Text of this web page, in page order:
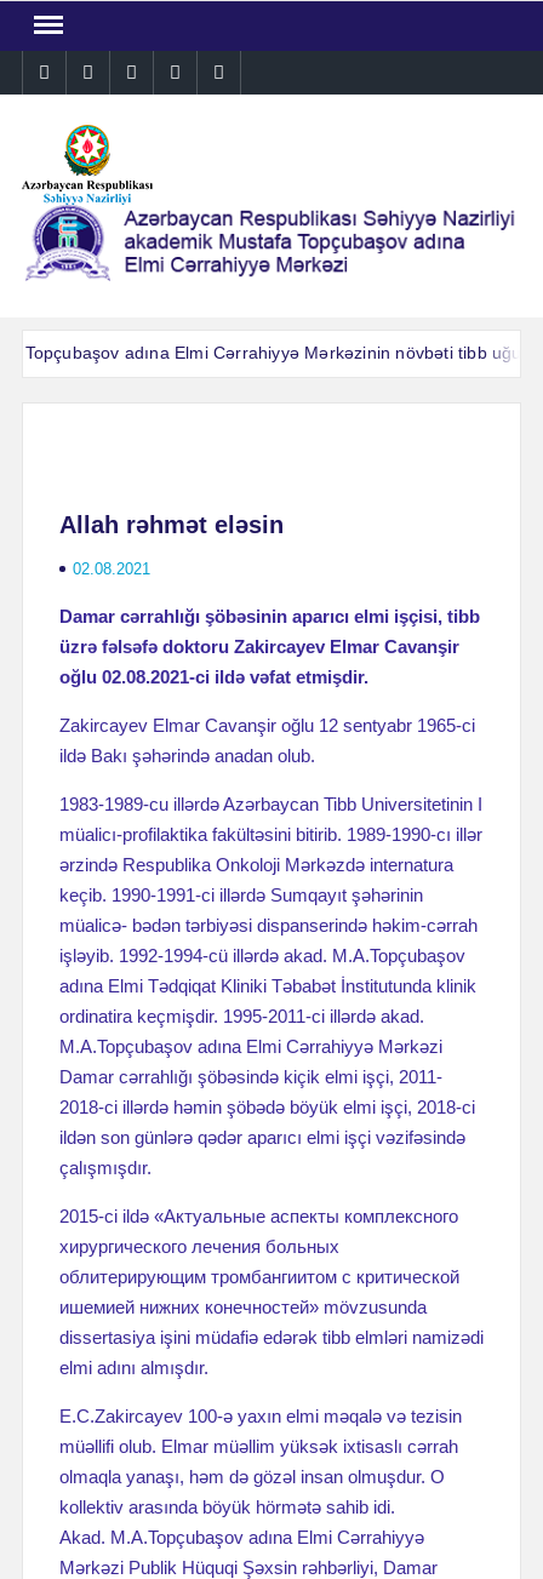
contentInstagramFacebookLinkedinTwitterYouTube
adına Elmi Cərrahiyyə Mərkəzinin növbəti tibb
Allah rəhmət eləsin
02.08.2021
Damar cərrahlığı şöbəsinin aparıcı elmi işçisi, tibb
üzrə fəlsəfə doktoru Zakircayev Elmar Cavanşir
oğlu 02.08.2021-ci ildə vəfat etmişdir.
Zakircayev Elmar Cavanşir oğlu 12 sentyabr 1965-ci
ildə Bakı şəhərində anadan olub.
1983-1989-cu illərdə Azərbaycan Tibb Universitetinin I
müalicı-profilaktika fakültəsini bitirib. 1989-1990-cı illər
ərzində Respublika Onkoloji Mərkəzdə internatura
keçib. 1990-1991-ci illərdə Sumqayıt şəhərinin
müalicə- bədən tərbiyəsi dispanserində həkim-cərrah
işləyib. 1992-1994-cü illərdə akad. M.A.Topçubaşov
adına Elmi Tədqiqat Kliniki Təbabət İnstitutunda klinik
ordinatira keçmişdir. 1995-2011-ci illərdə akad.
M.A.Topçubaşov adına Elmi Cərrahiyyə Mərkəzi
Damar cərrahlığı şöbəsində kiçik elmi işçi, 2011-
2018-ci illərdə həmin şöbədə böyük elmi işçi, 2018-ci
ildən son günlərə qədər aparıcı elmi işçi vəzifəsində
çalışmışdır.
2015-ci ildə «Актуальные аспекты комплексного
хирургического лечения больных
облитерирующим тромбангиитом с критической
ишемией нижних конечностей» mövzusunda
dissertasiya işini müdafiə edərək tibb elmləri namizədi
elmi adını almışdır.
E.C.Zakircayev 100-ə yaxın elmi məqalə və tezisin
müəllifi olub. Elmar müəllim yüksək ixtisaslı cərrah
olmaqla yanaşı, həm də gözəl insan olmuşdur. O
kollektiv arasında böyük hörmətə sahib idi.
Akad. M.A.Topçubaşov adına Elmi Cərrahiyyə
Mərkəzi Publik Hüquqi Şəxsin rəhbərliyi, Damar